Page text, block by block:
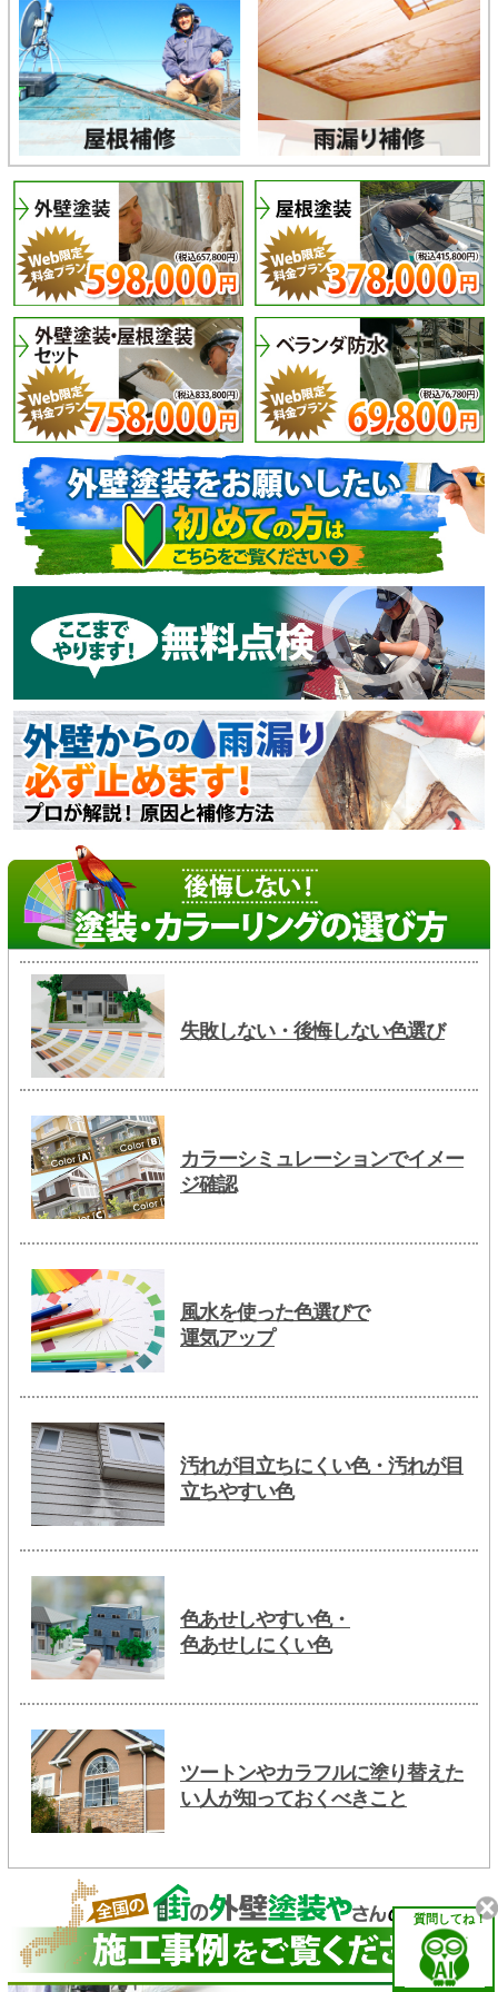
失敗しない・後悔しない色選び
カラーシミュレーションでイメー
ジ確認
風水を使った色選びで
運気アップ
汚れが目立ちにくい色・汚れが目
立ちやすい色
色あせしやすい色・
色あせしにくい色
ツートンやカラフルに塗り替えた
い人が知っておくべきこと
質問してね！